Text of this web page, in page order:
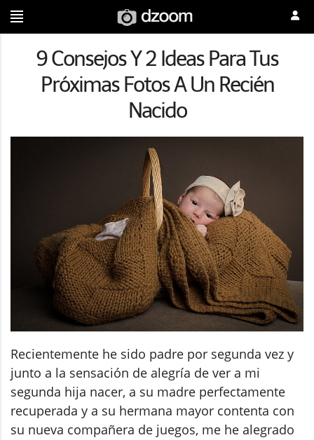
9 Consejos Y 2 Ideas Para Tus
Próximas Fotos A Un Recién
Nacido
Recientemente he sido padre por segunda vez y
junto a la sensación de alegría de ver a mi
segunda hija nacer, a su madre perfectamente
recuperada y a su hermana mayor contenta con
su nueva compañera de juegos, me he alegrado